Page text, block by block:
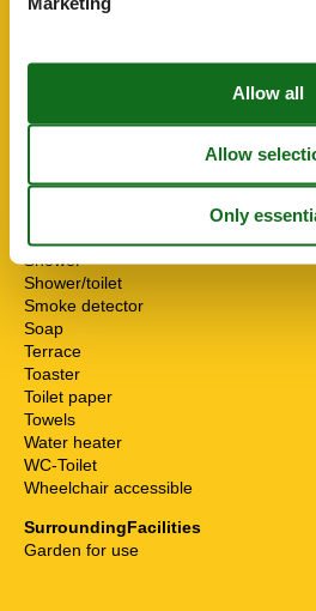
Internet - WiFi
On the ground
Running water
Shower
Shower/toilet
Smoke detector
Soap
Terrace
Toaster
Toilet paper
Towels
Water heater
WC-Toilet
Wheelchair accessible
SurroundingFacilities
Garden for use